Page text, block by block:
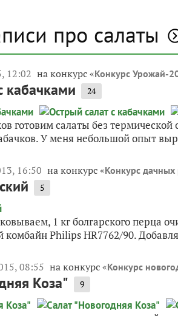
про салаты
12:02 на конкурс «Конкурс Урожай-
кабачками 24
готовим салаты без
У меня небольшой опыт
16:50 на конкурс «Конкурс дачных
5
1 кг болгарского перца
Philips HR7762/90.
08:55 на конкурс «Конкурс
Коза" 9